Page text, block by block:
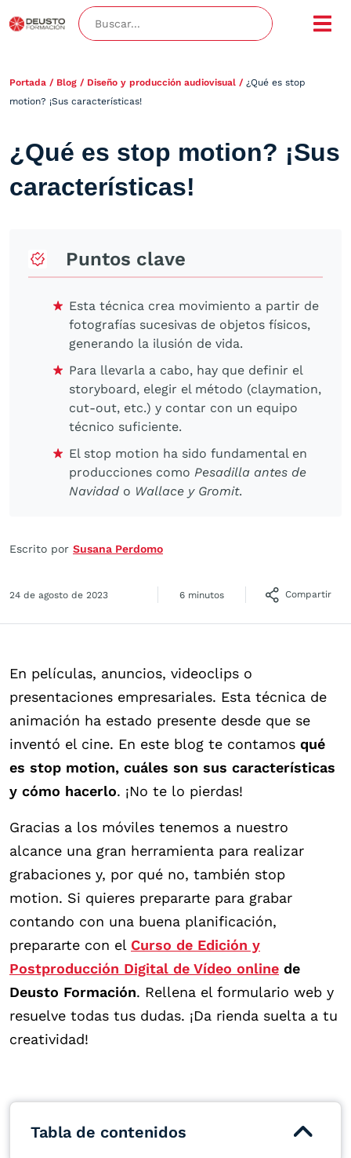
Portada / Blog / Diseño y producción audiovisual / ¿Qué es stop
motion? ¡Sus características!
¿Qué es stop motion? ¡Sus
características!
Puntos clave
Esta técnica crea movimiento a partir de
fotografías sucesivas de objetos físicos,
generando la ilusión de vida.
Para llevarla a cabo, hay que definir el
storyboard, elegir el método (claymation,
cut-out, etc.) y contar con un equipo
técnico suficiente.
El stop motion ha sido fundamental en
producciones como Pesadilla antes de
Navidad o Wallace y Gromit.
Escrito por Susana Perdomo
24 de agosto de 2023 6 minutos Compartir
En películas, anuncios, videoclips o
presentaciones empresariales. Esta técnica de
animación ha estado presente desde que se
inventó el cine. En este blog te contamos qué
es stop motion, cuáles son sus características
y cómo hacerlo. ¡No te lo pierdas!
Gracias a los móviles tenemos a nuestro
alcance una gran herramienta para realizar
grabaciones y, por qué no, también stop
motion. Si quieres prepararte para grabar
contando con una buena planificación,
prepararte con el Curso de Edición y
Postproducción Digital de Vídeo online de
Deusto Formación. Rellena el formulario web y
resuelve todas tus dudas. ¡Da rienda suelta a tu
creatividad!
Tabla de contenidos